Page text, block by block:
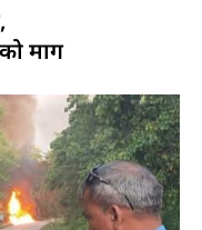
माग